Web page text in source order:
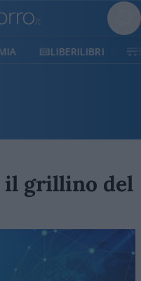
SHOP SOSTIENICI
il grillino del